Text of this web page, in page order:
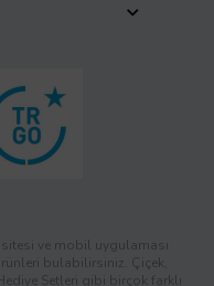
sitesi ve mobil uygulaması
bulabilirsiniz. Çiçek,
Setleri gibi birçok farklı